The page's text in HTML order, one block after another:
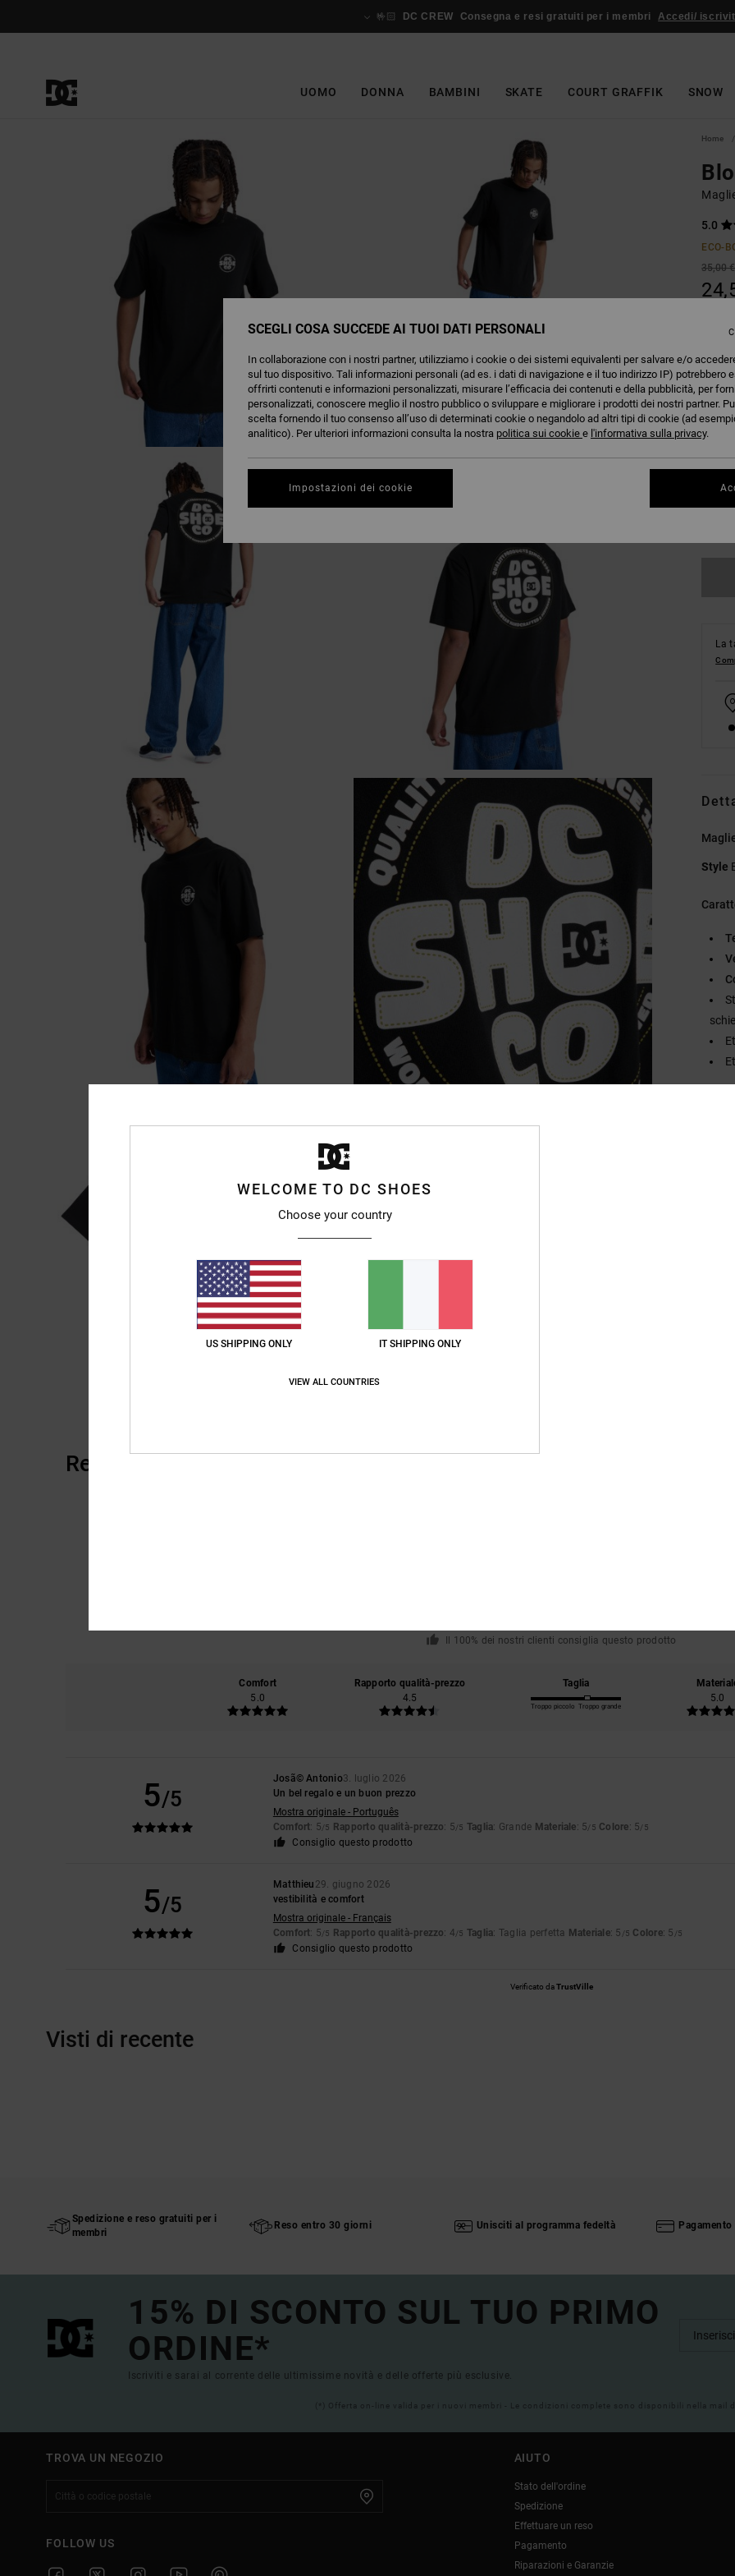
🤟🏻 DC CREW Consegna e resi gratuiti per i membri Accedi/
UOMO DONNA BAMBINI SKATE COURT GRAFFIK SNOW
Home
5.0
ECO-
35,00 €
Colori
XS
La
Style
Recensioni dei clienti
Il 100% dei nostri clienti consiglia questo prodotto
Comfort
5.0
Rapporto qualità-prezzo
4.5
Taglia
Troppo piccolo Troppo grande
5.0
5/5
Josã© Antonio3. luglio 2026
Un bel regalo e un buon prezzo
Mostra originale - Português
Comfort: 5/5 Rapporto qualità-prezzo: 5/5 Taglia: Grande Materiale: 5/5 Colore: 5/5
Consiglio questo prodotto
5/5
Matthieu 29. giugno 2026
vestibilità e comfort
Mostra originale - Français
Comfort: 5/5 Rapporto qualità-prezzo: 4/5 Taglia: Taglia perfetta Materiale: 5 /5 Colore: 5 /5
Consiglio questo prodotto
Verificato daTrustVille
Visti di recente
Spedizione e reso gratuiti per i
membri
Reso entro 30 giorni Unisciti al programma fedeltà
15% DI SCONTO SUL TUO PRIMO
ORDINE*
Iscriviti e sarai al corrente delle ultimissime novità e delle offerte più esclusive.
(*) Offerta on-line valida per i nuovi membri - Le condizioni complete sono disponibili nella mail
TROVA UN NEGOZIO
FOLLOW US
AIUTO
Stato dell'ordine
Spedizione
Effettuare un reso
Pagamento
Riparazioni e Garanzie
WELCOME TO DC SHOES
Choose your country
US SHIPPING ONLY IT SHIPPING ONLY
VIEW ALL COUNTRIES
SCEGLI COSA SUCCEDE AI TUOI DATI PERSONALI
In collaborazione con i nostri partner, utilizziamo i cookie o dei sistemi equivalenti per salvare e/o
sul tuo dispositivo. Tali informazioni personali (ad es. i dati di navigazione e il tuo indirizzo IP) potrebbero
offrirti contenuti e informazioni personalizzati, misurare l’efficacia dei contenuti e della pubblicità, per
personalizzati, conoscere meglio il nostro pubblico o sviluppare e migliorare i prodotti dei nostri partner.
scelta fornendo il tuo consenso all’uso di determinati cookie o negandolo ad altri tipi di cookie (ad
analitico). Per ulteriori informazioni consulta la nostra politica sui cookie e l'informativa sulla privacy.
Impostazioni dei cookie